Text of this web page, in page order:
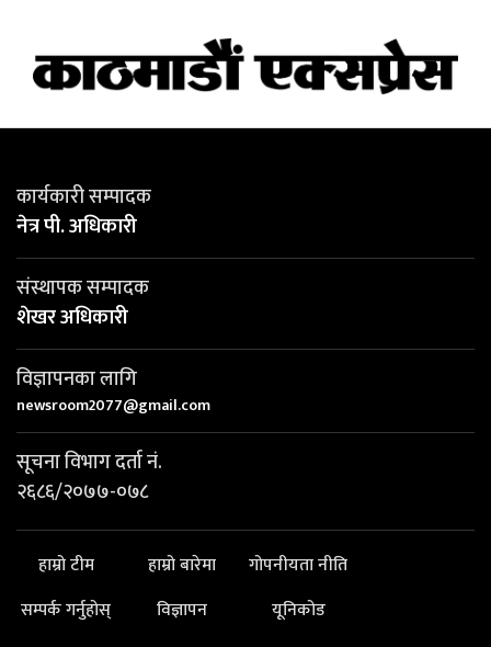
कार्यकारी सम्पादक
नेत्र पी. अधिकारी
संस्थापक सम्पादक
शेखर अधिकारी
विज्ञापनका लागि
newsroom2077@gmail.com
सूचना विभाग दर्ता नं.
२६८६/२०७७-०७८
हाम्रो टीम हाम्रो बारेमा
गोपनीयता नीति
सम्पर्क गर्नुहोस्
विज्ञापन यूनिकोड